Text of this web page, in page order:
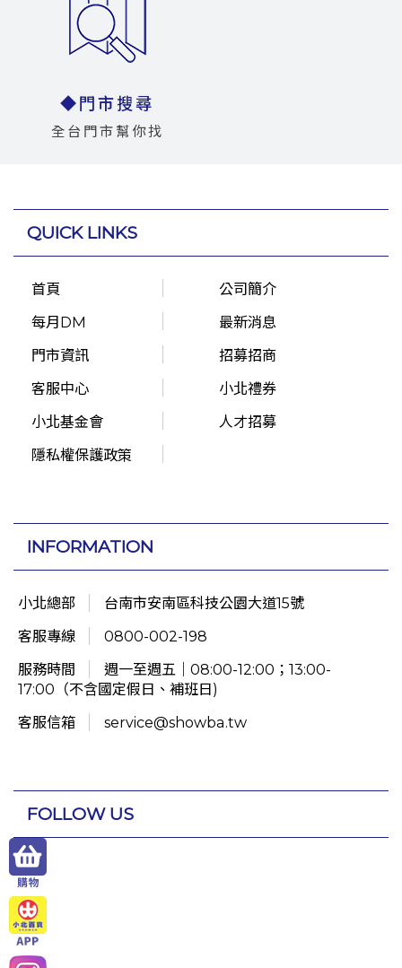
◆門市搜尋
全台門市幫你找
QUICK LINKS
首頁
公司簡介
每月DM
最新消息
門市資訊
招募招商
客服中心
小北禮券
小北基金會
人才招募
隱私權保護政策
INFORMATION
小北總部
台南市安南區科技公園大道15號
客服專線
0800-002-198
服務時間
週一至週五｜08:00-12:00；13:00-
17:00（不含國定假日、補班日)
客服信箱
service@showba.tw
FOLLOW US